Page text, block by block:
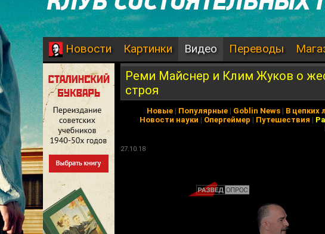
Новости Картинки Видео Переводы
Реми Майснер и Клим Жуков о
строя
Новые | Популярные | Goblin News | В цепких
Новости науки | Опергеймер | Путешествия |
27.10.18